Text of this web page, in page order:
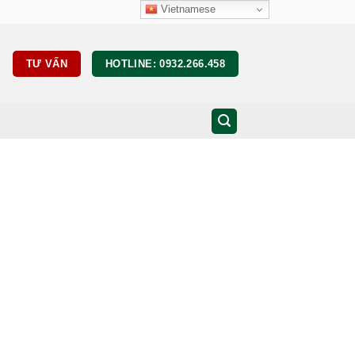
TƯ VẤN HOTLINE: 0932.266.458
Vietnamese